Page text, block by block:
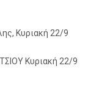
Κυριακή 22/9
Κυριακή 22/9